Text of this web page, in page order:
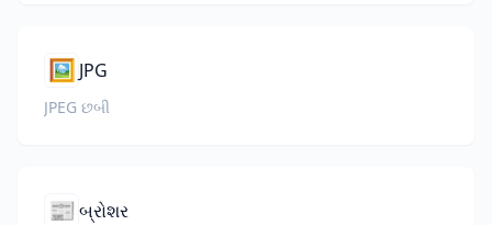
🖼️ JPG
JPEG છબી
📰 બ્રોશર